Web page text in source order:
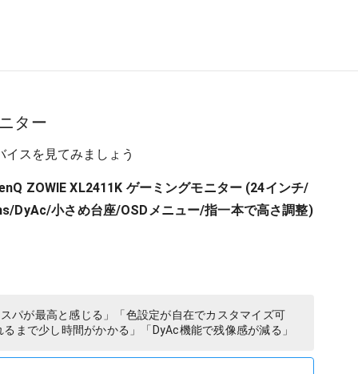
ター
スを見てみましょう
ZOWIE XL2411K ゲーミングモニター (24インチ/
DyAc/小さめ台座/OSDメニュー/指一本で高さ調整)
パが最高と感じる」「色設定が自在でカスタマイズ可
まで少し時間がかかる」「DyAc機能で残像感が減る」